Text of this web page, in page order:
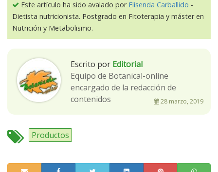
Este artículo ha sido avalado por Elisenda Carballido -
Dietista nutricionista. Postgrado en Fitoterapia y máster en
Nutrición y Metabolismo.
Escrito por Editorial
Equipo de Botanical-online
encargado de la redacción de
contenidos
28 marzo, 2019
Productos